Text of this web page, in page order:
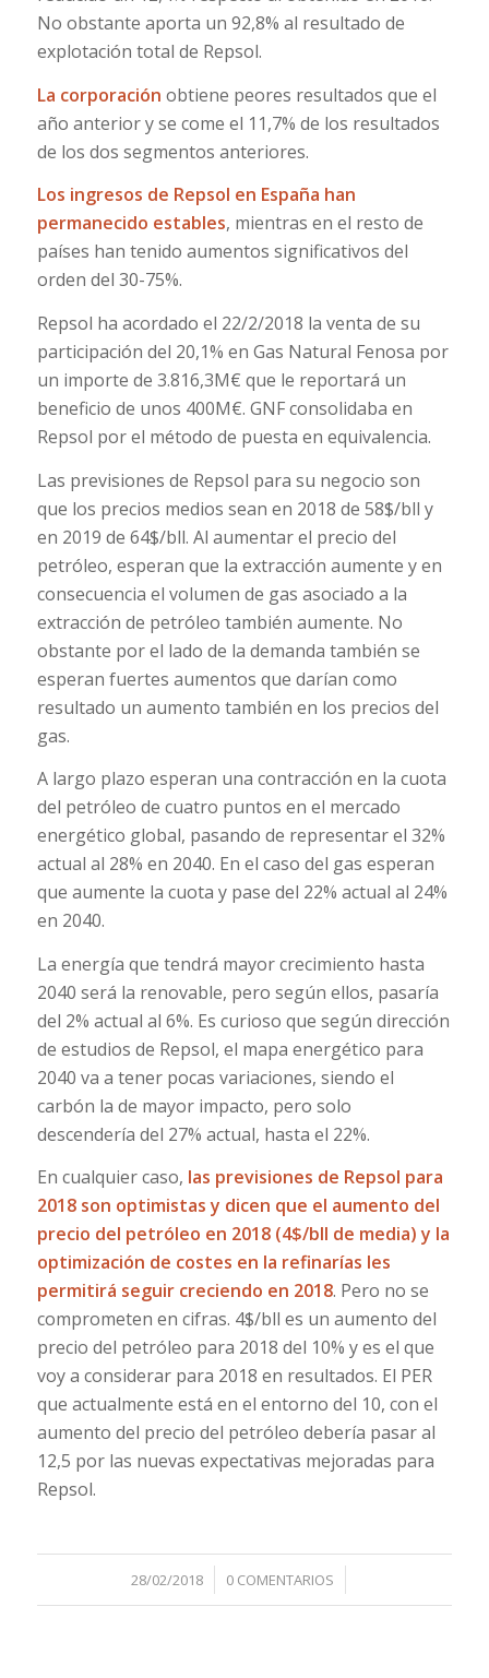
No obstante aporta un 92,8% al resultado de
explotación total de Repsol.
La corporación obtiene peores resultados que el
año anterior y se come el 11,7% de los resultados
de los dos segmentos anteriores.
Los ingresos de Repsol en España han
permanecido estables, mientras en el resto de
países han tenido aumentos significativos del
orden del 30-75%.
Repsol ha acordado el 22/2/2018 la venta de su
participación del 20,1% en Gas Natural Fenosa por
un importe de 3.816,3M€ que le reportará un
beneficio de unos 400M€. GNF consolidaba en
Repsol por el método de puesta en equivalencia.
Las previsiones de Repsol para su negocio son
que los precios medios sean en 2018 de 58$/bll y
en 2019 de 64$/bll. Al aumentar el precio del
petróleo, esperan que la extracción aumente y en
consecuencia el volumen de gas asociado a la
extracción de petróleo también aumente. No
obstante por el lado de la demanda también se
esperan fuertes aumentos que darían como
resultado un aumento también en los precios del
gas.
A largo plazo esperan una contracción en la cuota
del petróleo de cuatro puntos en el mercado
energético global, pasando de representar el 32%
actual al 28% en 2040. En el caso del gas esperan
que aumente la cuota y pase del 22% actual al 24%
en 2040.
La energía que tendrá mayor crecimiento hasta
2040 será la renovable, pero según ellos, pasaría
del 2% actual al 6%. Es curioso que según dirección
de estudios de Repsol, el mapa energético para
2040 va a tener pocas variaciones, siendo el
carbón la de mayor impacto, pero solo
descendería del 27% actual, hasta el 22%.
En cualquier caso, las previsiones de Repsol para
2018 son optimistas y dicen que el aumento del
precio del petróleo en 2018 (4$/bll de media) y la
optimización de costes en la refinarías les
permitirá seguir creciendo en 2018. Pero no se
comprometen en cifras. 4$/bll es un aumento del
precio del petróleo para 2018 del 10% y es el que
voy a considerar para 2018 en resultados. El PER
que actualmente está en el entorno del 10, con el
aumento del precio del petróleo debería pasar al
12,5 por las nuevas expectativas mejoradas para
Repsol.
28/02/2018
/ 0 COMENTARIOS
/